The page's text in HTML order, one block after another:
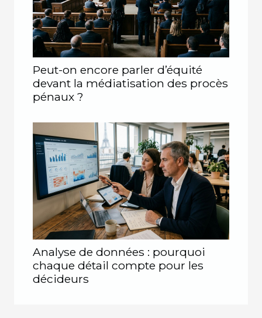
Peut-on encore parler d’équité
devant la médiatisation des procès
pénaux ?
Analyse de données : pourquoi
chaque détail compte pour les
décideurs